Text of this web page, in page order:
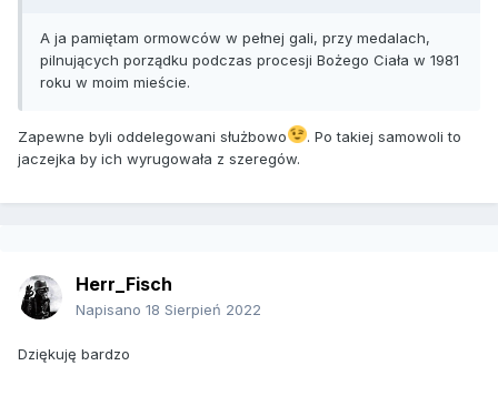
A ja pamiętam ormowców w pełnej gali, przy medalach,
pilnujących porządku podczas procesji Bożego Ciała w 1981
roku w moim mieście.
Zapewne byli oddelegowani służbowo
. Po takiej samowoli to
jaczejka by ich wyrugowała z szeregów.
Herr_Fisch
Napisano 18 Sierpień 2022
Dziękuję bardzo